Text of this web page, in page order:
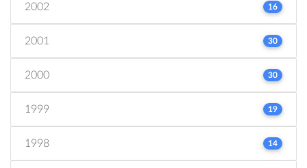
2002 16
2001 30
2000 30
1999 19
1998 14